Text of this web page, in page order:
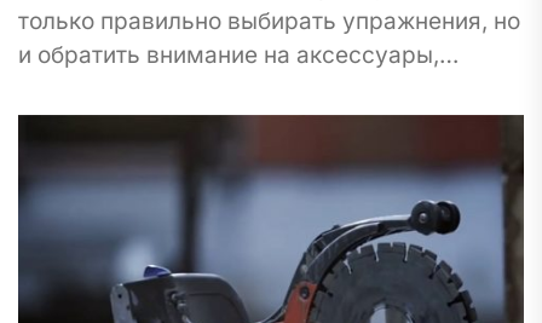
только правильно выбирать упражнения, но
и обратить внимание на аксессуары,
более комфортной. Одним из таких...